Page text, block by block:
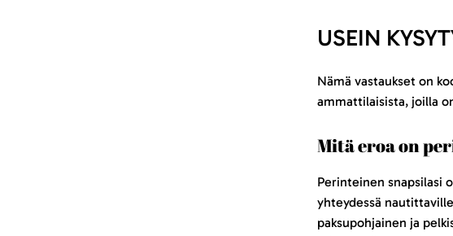
USEIN
Nämä vastaukset on
ammattilaisista, joilla
Mitä eroa on
Perinteinen snapsilasi
yhteydessä
paksupohjainen ja